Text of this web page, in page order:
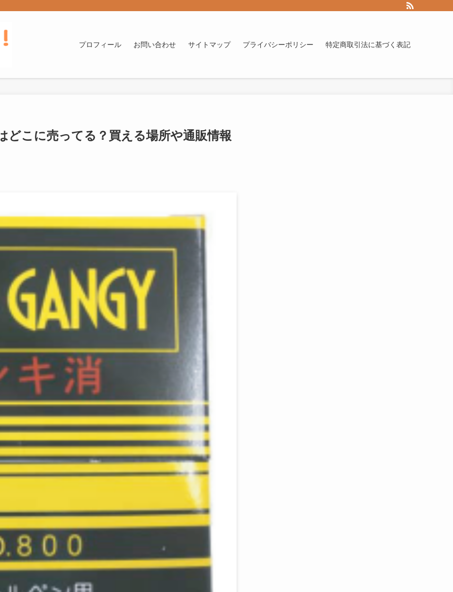
プロフィール お問い合わせ サイトマップ プライバシーポリシー 特定商取引法に基づく表記
どこに売ってる？買える場所や通販情報